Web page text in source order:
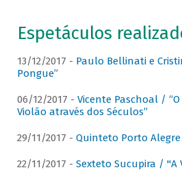
Espetáculos
13/12/2017 - Paulo Bellinati e
Pongue”
06/12/2017 - Vicente Paschoal /
Violão através dos Séculos”
29/11/2017 - Quinteto Porto Alegre
22/11/2017 - Sexteto Sucupira / "A